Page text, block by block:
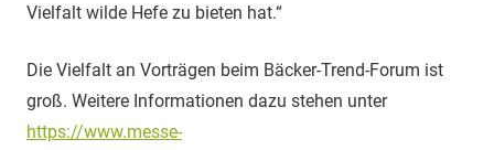
Vielfalt wilde Hefe zu bieten hat.“
Die Vielfalt an Vorträgen beim Bäcker-Trend-Forum ist
groß. Weitere Informationen dazu stehen unter
https://www.messe-